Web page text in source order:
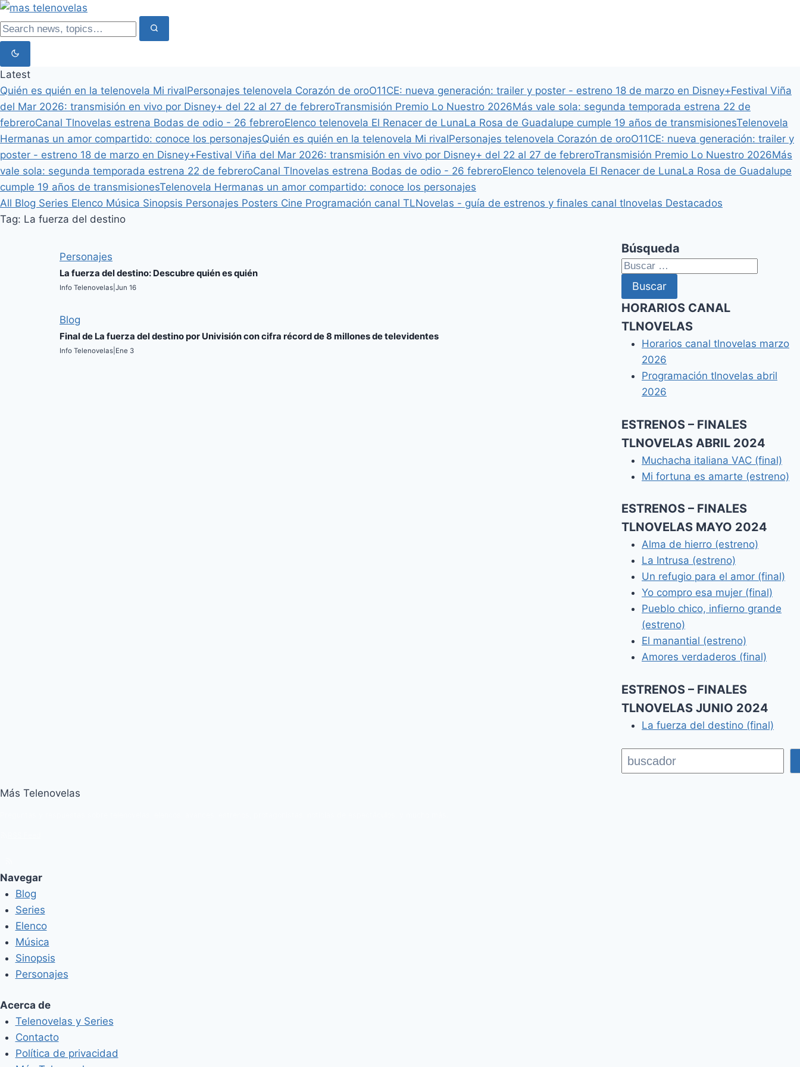
Latest
Quién es quién en la telenovela Mi rivalPersonajes telenovela Corazón de oroO11CE: nueva generación: trailer y poster - estreno 18 de marzo en Disney+Festival Viña
del Mar 2026: transmisión en vivo por Disney+ del 22 al 27 de febreroTransmisión Premio Lo Nuestro 2026Más vale sola: segunda temporada estrena 22 de
febreroCanal Tlnovelas estrena Bodas de odio - 26 febreroElenco telenovela El Renacer de LunaLa Rosa de Guadalupe cumple 19 años de transmisionesTelenovela
Hermanas un amor compartido: conoce los personajesQuién es quién en la telenovela Mi rivalPersonajes telenovela Corazón de oroO11CE: nueva generación: trailer y
poster - estreno 18 de marzo en Disney+Festival Viña del Mar 2026: transmisión en vivo por Disney+ del 22 al 27 de febreroTransmisión Premio Lo Nuestro 2026Más
vale sola: segunda temporada estrena 22 de febreroCanal Tlnovelas estrena Bodas de odio - 26 febreroElenco telenovela El Renacer de LunaLa Rosa de Guadalupe
cumple 19 años de transmisionesTelenovela Hermanas un amor compartido: conoce los personajes
All Blog Series Elenco Música Sinopsis Personajes Posters Cine Programación canal TLNovelas - guía de estrenos y finales canal tlnovelas Destacados
Tag: La fuerza del destino
Personajes
La fuerza del destino: Descubre quién es quién
Info Telenovelas Jun 16
Blog
Final de La fuerza del destino por Univisión con cifra récord de 8 millones de televidentes
Info Telenovelas Ene 3
Búsqueda
Buscar:
HORARIOS CANAL
TLNOVELAS
Horarios canal tlnovelas marzo
2026
Programación tlnovelas abril
2026
ESTRENOS – FINALES
TLNOVELAS ABRIL 2024
Muchacha italiana VAC (final)
Mi fortuna es amarte (estreno)
ESTRENOS – FINALES
TLNOVELAS MAYO 2024
Alma de hierro (estreno)
La Intrusa (estreno)
Un refugio para el amor (final)
Yo compro esa mujer (final)
Pueblo chico, infierno grande
(estreno)
El manantial (estreno)
Amores verdaderos (final)
ESTRENOS – FINALES
TLNOVELAS JUNIO 2024
La fuerza del destino (final)
Buscar
Más Telenovelas
Navegar
Blog
Series
Elenco
Música
Sinopsis
Personajes
Acerca de
Telenovelas y Series
Contacto
Política de privacidad